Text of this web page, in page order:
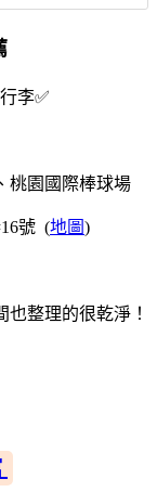
李✅
桃園國際棒球場
號 (地圖)
也整理的很乾淨！